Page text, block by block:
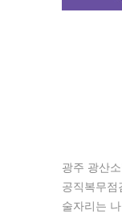
광주 광산
공직복무점
술자리는